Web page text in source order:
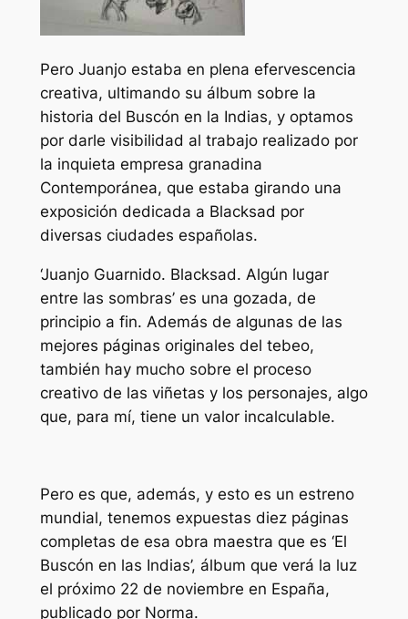
Pero Juanjo estaba en plena efervescencia
creativa, ultimando su álbum sobre la
historia del Buscón en la Indias, y optamos
por darle visibilidad al trabajo realizado por
la inquieta empresa granadina
Contemporánea, que estaba girando una
exposición dedicada a Blacksad por
diversas ciudades españolas.
‘Juanjo Guarnido. Blacksad. Algún lugar
entre las sombras’ es una gozada, de
principio a fin. Además de algunas de las
mejores páginas originales del tebeo,
también hay mucho sobre el proceso
creativo de las viñetas y los personajes, algo
que, para mí, tiene un valor incalculable.
Pero es que, además, y esto es un estreno
mundial, tenemos expuestas diez páginas
completas de esa obra maestra que es ‘El
Buscón en las Indias’, álbum que verá la luz
el próximo 22 de noviembre en España,
publicado por Norma.